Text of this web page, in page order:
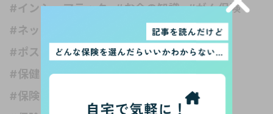
#インシュアテック
#お金の知識
#がん保険
#ネット保険
#フリーランス
#ペット保険
#ポスト・ホケニズムの生活考
#介護保険
#保健の種類
#保険 受取人
#保険 妊娠
#保険 独身